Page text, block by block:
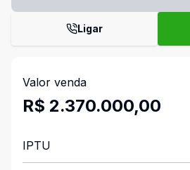
Ligar
Valor venda
R$ 2.370.000,00
IPTU